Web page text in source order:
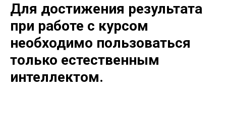
Для достижения результата
при работе с курсом
необходимо пользоваться
только естественным
интеллектом.